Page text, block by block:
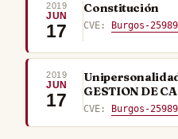
2019
JUN
17
Constitución
CVE: Burgos-
2019
JUN
17
Unipersonalidad
GESTION DE
CVE: Burgos-